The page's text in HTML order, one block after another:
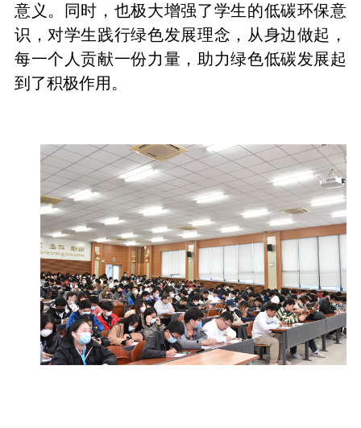
意义。同时，也极大增强了学生的低碳环保意
识，对学生践行绿色发展理念，从身边做起，
每一个人贡献一份力量，助力绿色低碳发展起
到了积极作用。